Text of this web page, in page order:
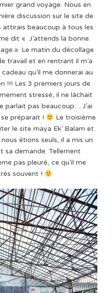
grand voyage. Nous en
discussion sur le site de
beaucoup à tous les
dit « J’attends la bonne
Le matin du décollage
travail et en rentrant il m’a
qu’il me donnerai au
!!! Les 3 premiers jours de
stressé, il ne lâchait
parlait pas beaucoup… J’ai
préparait !
Le troisième
le site maya Ek’ Balam et
étions seuls, il a mis un
sa demande. Tellement
pas pleuré, ce qu’il me
souvent !